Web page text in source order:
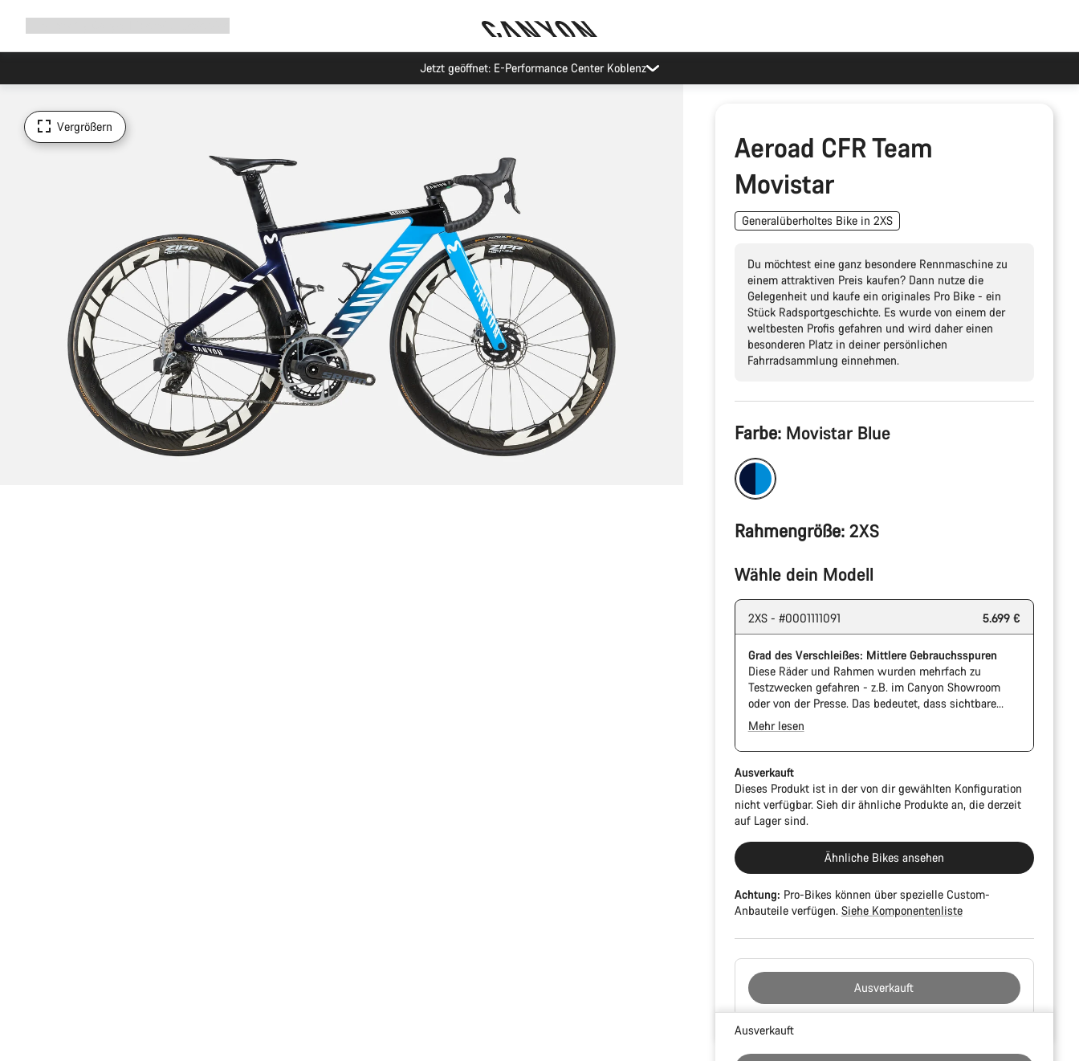
Jetzt geöffnet: E-Performance Center Koblenz
Vergrößern
Aeroad CFR Team
Movistar
Generalüberholtes Bike in 2XS
Du möchtest eine ganz besondere Rennmaschine zu
einem attraktiven Preis kaufen? Dann nutze die
Gelegenheit und kaufe ein originales Pro Bike - ein
Stück Radsportgeschichte. Es wurde von einem der
weltbesten Profis gefahren und wird daher einen
besonderen Platz in deiner persönlichen
Fahrradsammlung einnehmen.
Produktkonfiguration
Farbe: Movistar Blue
Rahmengröße: 2XS
Wähle dein Modell
2XS - #0001111091 5.699 €
Grad des Verschleißes: Mittlere Gebrauchsspuren
Diese Räder und Rahmen wurden mehrfach zu
Testzwecken gefahren - z.B. im Canyon Showroom
oder von der Presse. Das bedeutet, dass sichtbare
Gebrauchsspuren an Kassette und Kette vorhanden
sind. Außerdem können Rahmen und Komponenten
Kratzer, Lackschäden und Farbabweichungen
aufweisen. Die Funktion ist jedoch weiterhin
einwandfrei.
Mehr lesen
Ausverkauft
Dieses Produkt ist in der von dir gewählten Konfiguration
nicht verfügbar. Sieh dir ähnliche Produkte an, die derzeit
auf Lager sind.
Ähnliche Bikes ansehen
Achtung: Pro-Bikes können über spezielle Custom-
Anbauteile verfügen. Siehe Komponentenliste
Ausverkauft
Kaufargumente
Ausverkauft